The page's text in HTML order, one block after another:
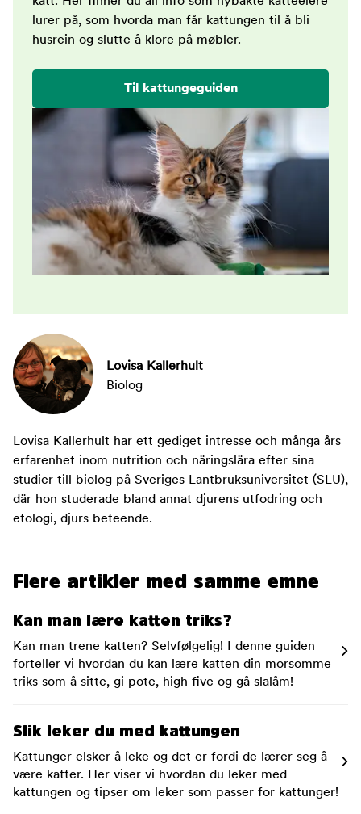
lurer på, som hvorda man får kattungen til å bli
husrein og slutte å klore på møbler.
Til kattungeguiden
Lovisa Kallerhult
Biolog
Lovisa Kallerhult har ett gediget intresse och många års
erfarenhet inom nutrition och näringslära efter sina
studier till biolog på Sveriges Lantbruksuniversitet (SLU),
där hon studerade bland annat djurens utfodring och
etologi, djurs beteende.
Flere artikler med samme emne
Kan man lære katten triks?
Kan man trene katten? Selvfølgelig! I denne guiden
forteller vi hvordan du kan lære katten din morsomme
triks som å sitte, gi pote, high five og gå slalåm!
Slik leker du med kattungen
Kattunger elsker å leke og det er fordi de lærer seg å
være katter. Her viser vi hvordan du leker med
kattungen og tipser om leker som passer for kattunger!